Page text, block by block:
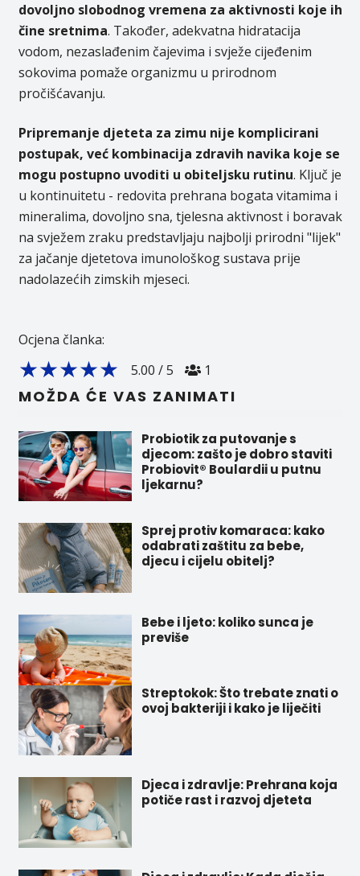
dovoljno slobodnog vremena za aktivnosti koje ih
čine sretnima. Također, adekvatna hidratacija
vodom, nezaslađenim čajevima i svježe cijeđenim
sokovima pomaže organizmu u prirodnom
pročišćavanju.
Pripremanje djeteta za zimu nije komplicirani
postupak, već kombinacija zdravih navika koje se
mogu postupno uvoditi u obiteljsku rutinu. Ključ je
u kontinuitetu - redovita prehrana bogata vitamima i
mineralima, dovoljno sna, tjelesna aktivnost i boravak
na svježem zraku predstavljaju najbolji prirodni "lijek"
za jačanje djetetova imunološkog sustava prije
nadolazećih zimskih mjeseci.
Ocjena članka:
★★★★★ 5.00 /5 1
MOŽDA ĆE VAS ZANIMATI
Probiotik za putovanje s
djecom: zašto je dobro staviti
Probiovit® Boulardii u putnu
ljekarnu?
Sprej protiv komaraca: kako
odabrati zaštitu za bebe,
djecu i cijelu obitelj?
Bebe i ljeto: koliko sunca je
previše
Streptokok: Što trebate znati o
ovoj bakteriji i kako je liječiti
Djeca i zdravlje: Prehrana koja
potiče rast i razvoj djeteta